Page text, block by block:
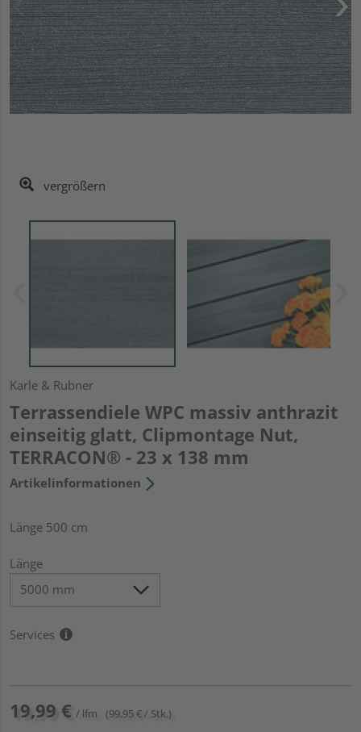
vergrößern
Karle & Rubner
Terrassendiele WPC massiv anthrazit
einseitig glatt, Clipmontage Nut,
TERRACON® - 23 x 138 mm
Artikelinformationen
Länge 500 cm
Länge
Services
19,99 € / lfm (99,95 € / Stk.)